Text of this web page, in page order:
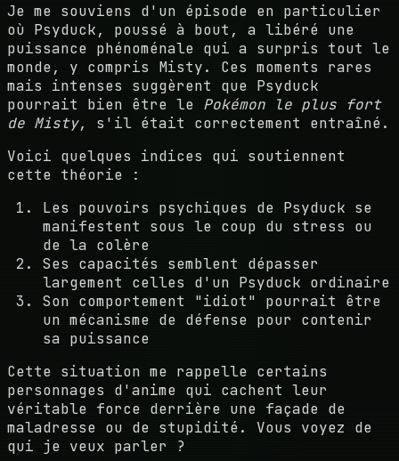
Je me souviens d'un épisode en particulier
où Psyduck, poussé à bout, a libéré une
puissance phénoménale qui a surpris tout le
monde, y compris Misty. Ces moments rares
mais intenses suggèrent que Psyduck
pourrait bien être le Pokémon le plus fort
de Misty, s'il était correctement entraîné.
Voici quelques indices qui soutiennent
cette théorie :
Les pouvoirs psychiques de Psyduck se
manifestent sous le coup du stress ou
de la colère
Ses capacités semblent dépasser
largement celles d'un Psyduck ordinaire
Son comportement "idiot" pourrait être
un mécanisme de défense pour contenir
sa puissance
Cette situation me rappelle certains
personnages d'anime qui cachent leur
véritable force derrière une façade de
maladresse ou de stupidité. Vous voyez de
qui je veux parler ?